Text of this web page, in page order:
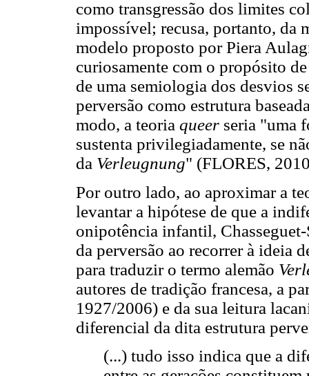
como transgressão dos limites
impossível; recusa, portanto, da
modelo proposto por Piera
curiosamente com o propósito
de uma semiologia dos desvios
perversão como estrutura
modo, a teoria queer seria "uma
sustenta privilegiadamente, se
da Verleugnung" (FLORES,
Por outro lado, ao aproximar a
levantar a hipótese de que a
onipotência infantil,
da perversão ao recorrer à ideia
para traduzir o termo alemão
autores de tradição francesa, a
1927/2006) e da sua leitura
diferencial da dita estrutura
(...) tudo isso indica que a